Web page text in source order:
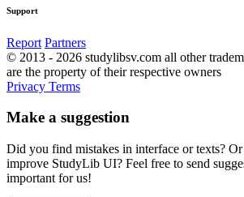
Support
Report Partners
© 2013 - 2026 studylibsv.com all other
are the property of their respective owners
Privacy Terms
Make a suggestion
Did you find mistakes in interface or texts?
improve StudyLib UI? Feel free to send
important for us!